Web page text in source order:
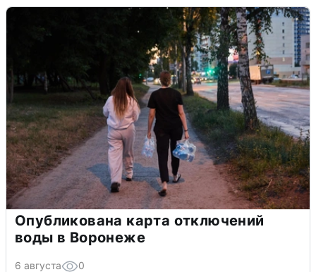
Опубликована карта отключений
воды в Воронеже
6 августа 0